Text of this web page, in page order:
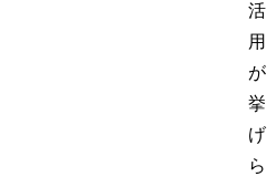
活
用
が
挙
げ
ら